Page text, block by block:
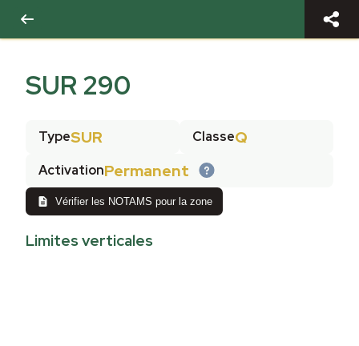
SUR 290
TypeSUR ClasseQ
ActivationPermanent
Vérifier les NOTAMS pour la zone
Limites verticales